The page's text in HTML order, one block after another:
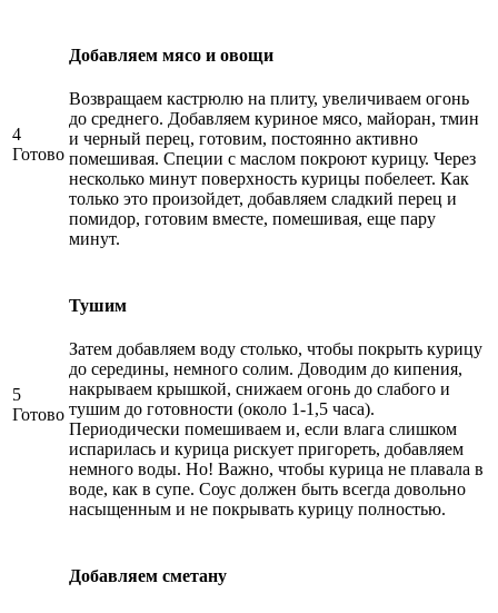
4
Готово
Добавляем мясо и овощи
Возвращаем кастрюлю на плиту, увеличиваем огонь
до среднего. Добавляем куриное мясо, майоран, тмин
и черный перец, готовим, постоянно активно
помешивая. Специи с маслом покроют курицу. Через
несколько минут поверхность курицы побелеет. Как
только это произойдет, добавляем сладкий перец и
помидор, готовим вместе, помешивая, еще пару
минут.
5
Готово
Тушим
Затем добавляем воду столько, чтобы покрыть курицу
до середины, немного солим. Доводим до кипения,
накрываем крышкой, снижаем огонь до слабого и
тушим до готовности (около 1-1,5 часа).
Периодически помешиваем и, если влага слишком
испарилась и курица рискует пригореть, добавляем
немного воды. Но! Важно, чтобы курица не плавала в
воде, как в супе. Соус должен быть всегда довольно
насыщенным и не покрывать курицу полностью.
Добавляем сметану